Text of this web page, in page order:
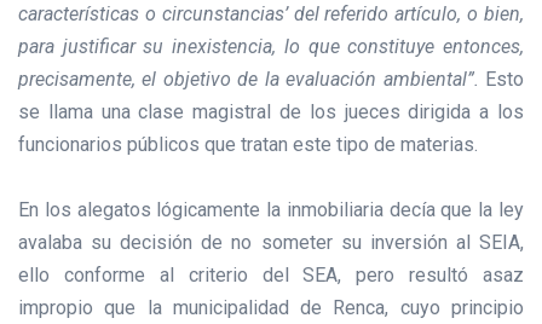
características o circunstancias’ del referido artículo, o bien,
para justificar su inexistencia, lo que constituye entonces,
precisamente, el objetivo de la evaluación ambiental”. Esto
se llama una clase magistral de los jueces dirigida a los
funcionarios públicos que tratan este tipo de materias.
En los alegatos lógicamente la inmobiliaria decía que la ley
avalaba su decisión de no someter su inversión al SEIA,
ello conforme al criterio del SEA, pero resultó asaz
impropio que la municipalidad de Renca, cuyo principio